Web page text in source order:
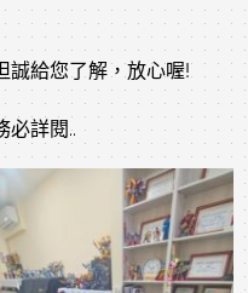
誠給您了解，放心喔!
必詳閱..